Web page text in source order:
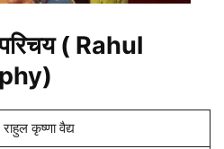
परिचय ( Rahul
राहुल कृष्णा वैद्य